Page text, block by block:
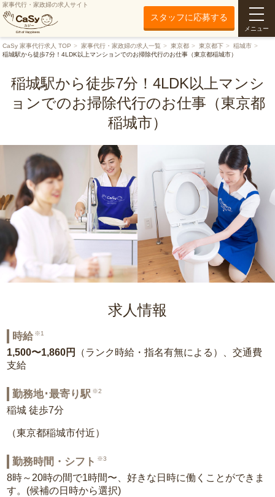
家事代行・家政婦の求人サイト
スタッフに応募する
メニュー
CaSy 家事代行求人 TOP 家事代行・家政婦の求人一覧 東京都 東京都下
稲城市
稲城駅から徒歩7分！4LDK以上マンションでのお掃除代行のお仕事（東京都稲城市）
稲城駅から徒歩7分！4LDK以上マンシ
ョンでのお掃除代行のお仕事（東京都
稲城市）
求人情報
時給 ※1
1,500〜1,860円
（ランク時給・指名有無による）、交通費
支給
勤務地･最寄り駅 ※2
稲城 徒歩7分
（東京都稲城市付近）
勤務時間・シフト ※3
8時～20時の間で1時間〜、好きな日時に働くことができま
す。(候補の日時から選択)